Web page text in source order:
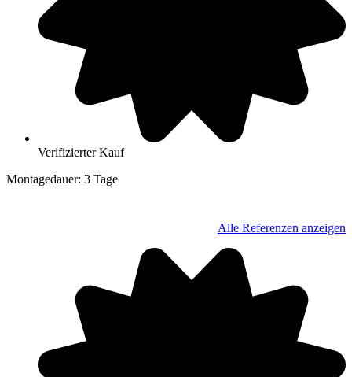
Verifizierter Kauf
Montagedauer: 3 Tage
Alle Referenzen anzeigen